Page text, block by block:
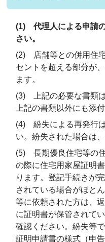
(1) 代理人による申請
さい。
(2) 店舗等との併用住
セントを超える部分が
ます。
(3) 上記の必要な書類
上記の書類以外にも添
(4) 紛失による再発行
い。紛失された場合は
(5) 長期優良住宅等の
の際に住宅用家屋証明
ります。登記手続きが
されている場合がほと
等に依頼された方は、
に証明書が保管されて
確認ください。紛失等
証明申請書の様式（申